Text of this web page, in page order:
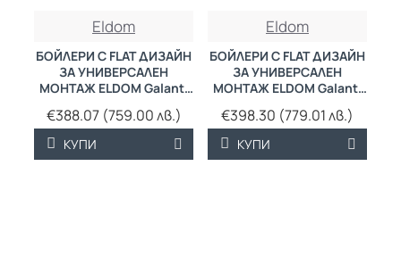
Eldom
БОЙЛЕРИ С FLAT ДИЗАЙН
ЗА УНИВЕРСАЛЕН
МОНТАЖ ELDOM Galant,
65
€388.07 (759.00 лв.)
КУПИ
Eldom
БОЙЛЕРИ С FLAT ДИЗАЙН
ЗА УНИВЕРСАЛЕН
МОНТАЖ ELDOM Galant,
65
€398.30 (779.01 лв.)
КУПИ